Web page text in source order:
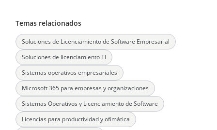
Temas relacionados
Soluciones de Licenciamiento de Software Empresarial
Soluciones de licenciamiento TI
Sistemas operativos empresariales
Microsoft 365 para empresas y organizaciones
Sistemas Operativos y Licenciamiento de Software
Licencias para productividad y ofimática